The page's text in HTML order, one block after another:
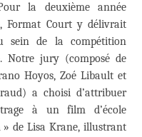
la deuxième année
Format Court y délivrait
sein de la compétition
Notre jury (composé de
Hoyos, Zoé Libault et
a choisi d’attribuer
à un film d’école
de Lisa Krane, illustrant